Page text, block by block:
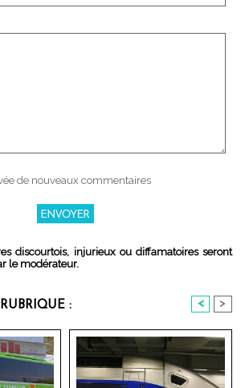
de nouveaux commentaires
discourtois, injurieux ou diffamatoires seront
le modérateur.
: < >